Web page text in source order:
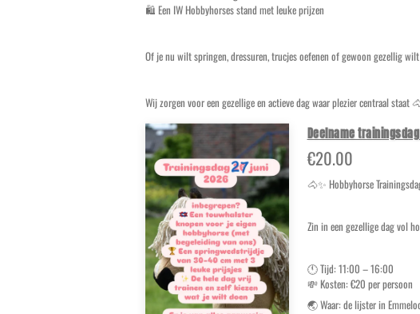
🛍️ Een IW Hobbyhorses stand met leuke prijzen
Of je nu wilt springen, dressuren, trucjes oefenen of gewoon gezellig
Wij zorgen voor een gezellige en actieve dag waar plezier centraal staat
Deelname
€20.00
🐴✨ Hobbyhorse
Zin in een gezellige dag vol
🕚 Tijd: 11:00 – 16:00
💸 Kosten: €20 per persoon
🌏 Waar: de lijster in